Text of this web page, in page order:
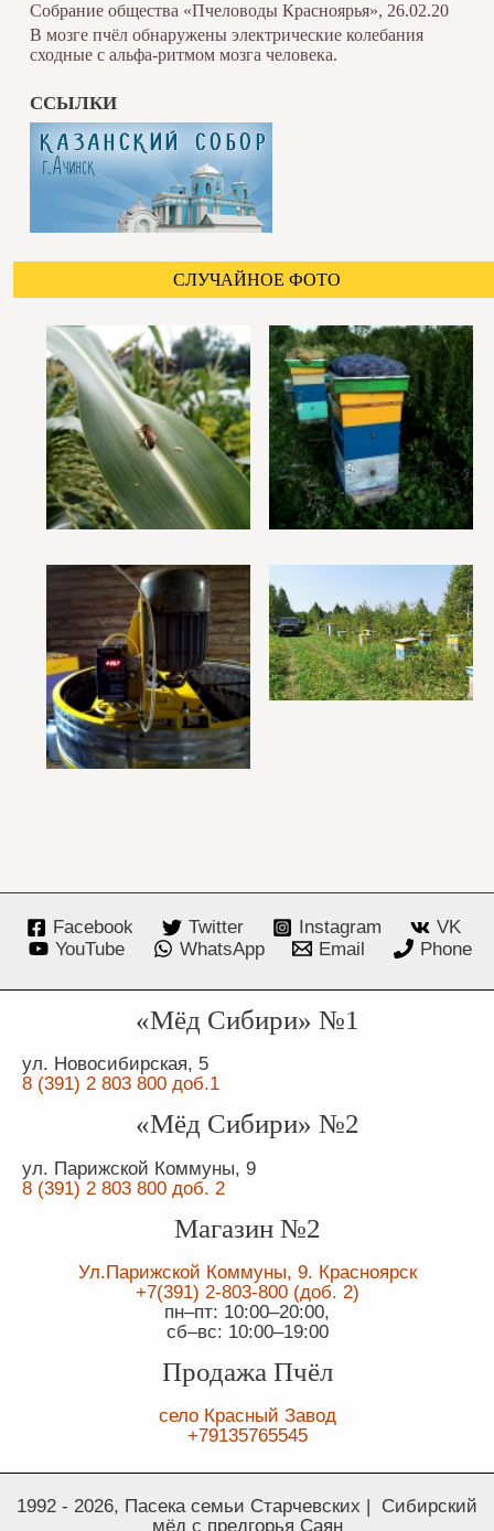
Собрание общества «Пчеловоды Красноярья», 26.02.20
В мозге пчёл обнаружены электрические колебания
сходные с альфа-ритмом мозга человека.
ССЫЛКИ
СЛУЧАЙНОЕ ФОТО
Facebook Twitter Instagram
VK
YouTube
WhatsApp Email Phone
«Мёд Сибири» №1
ул. Новосибирская, 5
8 (391) 2 803 800 доб.1
«Мёд Сибири» №2
ул. Парижской Коммуны, 9
8 (391) 2 803 800 доб. 2
Магазин №2
Ул.Парижской Коммуны, 9. Красноярск
+7(391) 2-803-800 (доб. 2)
пн–пт: 10:00–20:00,
сб–вс: 10:00–19:00
Продажа Пчёл
село Красный Завод
+79135765545
1992 - 2026, Пасека семьи Старчевских | Сибирский
мёд с предгорья Саян